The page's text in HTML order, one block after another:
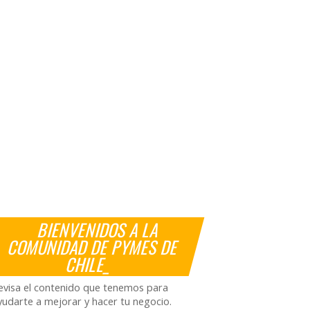
BIENVENIDOS A LA
COMUNIDAD DE PYMES DE
CHILE_
el contenido que tenemos para
a mejorar y hacer tu negocio.